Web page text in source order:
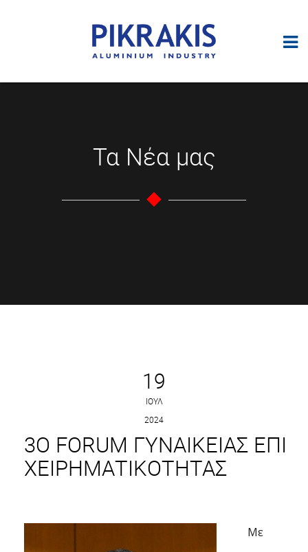
Τα Νέα μας
19
ΙΟΎΛ
2024
3O FORUM ΓΥΝΑΙΚΕΊΑΣ ΕΠΙ
ΧΕΙΡΗΜΑΤΙΚΌΤΗΤΑΣ
Με